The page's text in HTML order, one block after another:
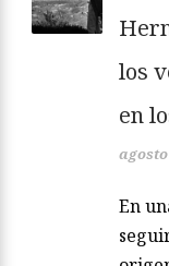
los
en
agosto
En